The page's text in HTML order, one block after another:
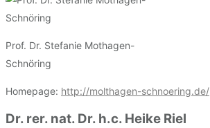
Prof. Dr. Stefanie Mothagen-
Schnöring
Homepage: http://molthagen-schnoering.de/
Dr. rer. nat. Dr. h.c. Heike Riel